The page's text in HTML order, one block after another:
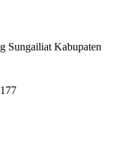
Sungailiat Kabupaten